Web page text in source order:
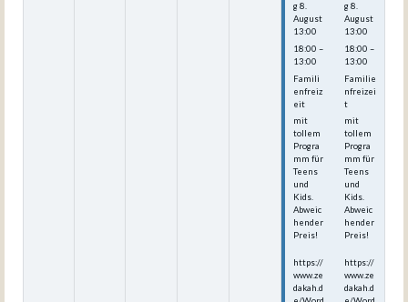
g8.
August
13:00
18:00 –
13:00
Famili
enfreiz
eit
mit
tollem
Progra
mm für
Teens
und
Kids.
Abweic
hender
Preis!
https://
www.ze
dakah.d
g8.
August
13:00
18:00 –
13:00
Familie
nfreizei
t
mit
tollem
Progra
mm für
Teens
und
Kids.
Abweic
hender
Preis!
https://
www.ze
dakah.d